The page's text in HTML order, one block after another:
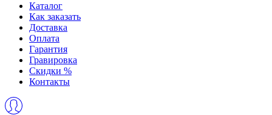
Каталог
Как заказать
Доставка
Оплата
Гарантия
Гравировка
Скидки %
Контакты